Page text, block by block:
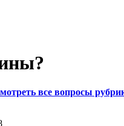
все вопросы